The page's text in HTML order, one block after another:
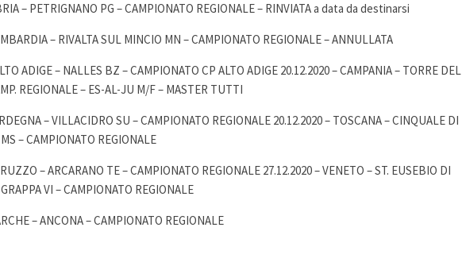
– PETRIGNANO PG – CAMPIONATO REGIONALE – RINVIATA a data da destinarsi
– RIVALTA SUL MINCIO MN – CAMPIONATO REGIONALE – ANNULLATA
ADIGE – NALLES BZ – CAMPIONATO CP ALTO ADIGE 20.12.2020 – CAMPANIA – TORRE DEL
REGIONALE – ES-AL-JU M/F – MASTER TUTTI
– VILLACIDRO SU – CAMPIONATO REGIONALE 20.12.2020 – TOSCANA – CINQUALE DI
– CAMPIONATO REGIONALE
– ARCARANO TE – CAMPIONATO REGIONALE 27.12.2020 – VENETO – ST. EUSEBIO DI
VI – CAMPIONATO REGIONALE
– ANCONA – CAMPIONATO REGIONALE